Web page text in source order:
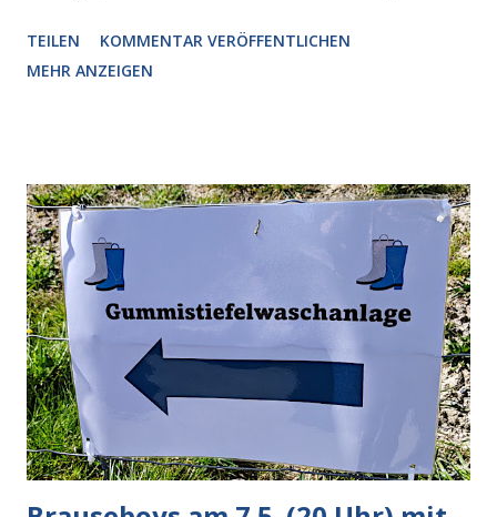
radikalisierte, weil sie ohnehin kurz vor dem Austausch
stand. Das ist sogar recht logisch, aber nicht, um den
unauffälliger machen muss, damit die KI rechtslastig
argumentiert. So wird jetzt berichtet, dass der neue Grok
bei diversen Anfragen zu kontroversen Themen auf dem
Weg zu einer Antwort erst einmal Elons eigene Sicht der
Dinge auf Twitter abfragen und entscheidend relevant
verarbeiten muss. Das ist lächerlich und gefährlich
zugleich. Denn eine Information fehlt noch, Grok soll
künftig in den US-amerikanischen Behörden mitarbeiten,
zuvord...
TEILEN
KOMMENTAR VERÖFFENTLICHEN
MEHR ANZEIGEN